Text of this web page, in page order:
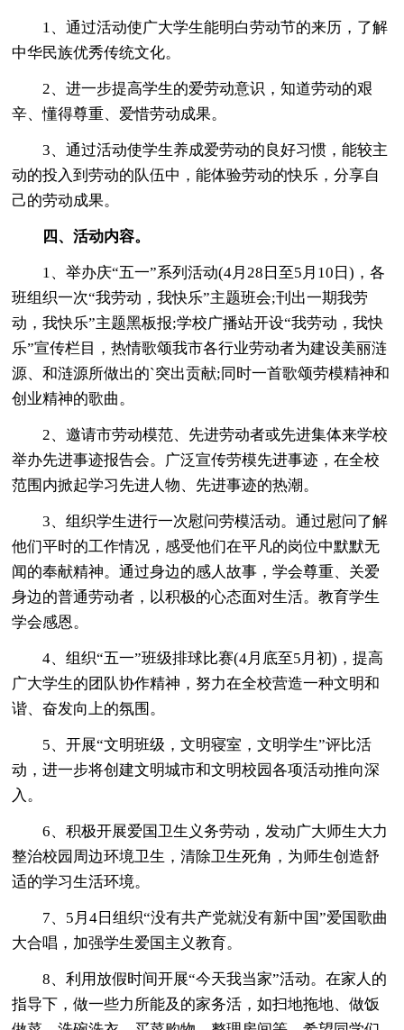
1、通过活动使广大学生能明白劳动节的来历，了解
中华民族优秀传统文化。
2、进一步提高学生的爱劳动意识，知道劳动的艰
辛、懂得尊重、爱惜劳动成果。
3、通过活动使学生养成爱劳动的良好习惯，能较主
动的投入到劳动的队伍中，能体验劳动的快乐，分享自
己的劳动成果。
四、活动内容。
1、举办庆“五一”系列活动(4月28日至5月10日)，各
班组织一次“我劳动，我快乐”主题班会;刊出一期我劳
动，我快乐”主题黑板报;学校广播站开设“我劳动，我快
乐”宣传栏目，热情歌颂我市各行业劳动者为建设美丽涟
源、和涟源所做出的`突出贡献;同时一首歌颂劳模精神和
创业精神的歌曲。
2、邀请市劳动模范、先进劳动者或先进集体来学校
举办先进事迹报告会。广泛宣传劳模先进事迹，在全校
范围内掀起学习先进人物、先进事迹的热潮。
3、组织学生进行一次慰问劳模活动。通过慰问了解
他们平时的工作情况，感受他们在平凡的岗位中默默无
闻的奉献精神。通过身边的感人故事，学会尊重、关爱
身边的普通劳动者，以积极的心态面对生活。教育学生
学会感恩。
4、组织“五一”班级排球比赛(4月底至5月初)，提高
广大学生的团队协作精神，努力在全校营造一种文明和
谐、奋发向上的氛围。
5、开展“文明班级，文明寝室，文明学生”评比活
动，进一步将创建文明城市和文明校园各项活动推向深
入。
6、积极开展爱国卫生义务劳动，发动广大师生大力
整治校园周边环境卫生，清除卫生死角，为师生创造舒
适的学习生活环境。
7、5月4日组织“没有共产党就没有新中国”爱国歌曲
大合唱，加强学生爱国主义教育。
8、利用放假时间开展“今天我当家”活动。在家人的
指导下，做一些力所能及的家务活，如扫地拖地、做饭